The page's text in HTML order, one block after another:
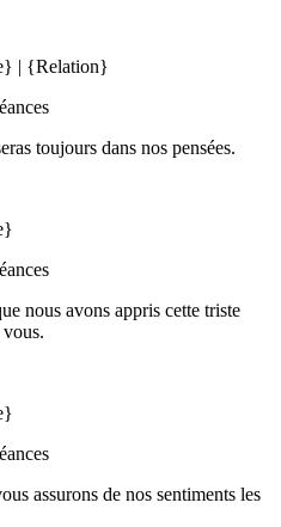
| {Relation}
toujours dans nos pensées.
nous avons appris cette triste
assurons de nos sentiments les